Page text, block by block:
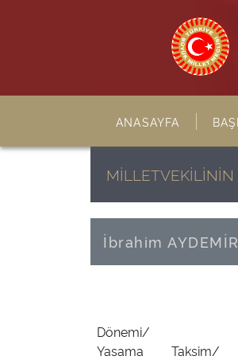
ANASAYFA
MİLLETVEKİLİNİN
İbrahim AYDEMİR
Dönemi/
Yasama
Taksim/